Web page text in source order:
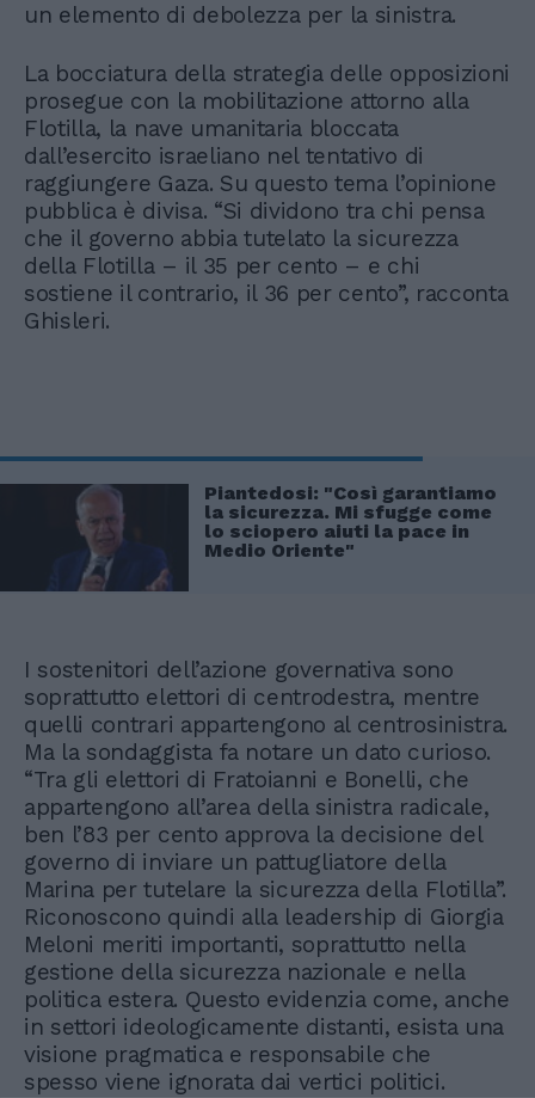
un elemento di debolezza per la sinistra.
La bocciatura della strategia delle opposizioni
prosegue con la mobilitazione attorno alla
Flotilla, la nave umanitaria bloccata
dall’esercito israeliano nel tentativo di
raggiungere Gaza. Su questo tema l’opinione
pubblica è divisa. “Si dividono tra chi pensa
che il governo abbia tutelato la sicurezza
della Flotilla – il 35 per cento – e chi
sostiene il contrario, il 36 per cento”, racconta
Ghisleri.
Piantedosi: "Così garantiamo
la sicurezza. Mi sfugge come
lo sciopero aiuti la pace in
Medio Oriente"
I sostenitori dell’azione governativa sono
soprattutto elettori di centrodestra, mentre
quelli contrari appartengono al centrosinistra.
Ma la sondaggista fa notare un dato curioso.
“Tra gli elettori di Fratoianni e Bonelli, che
appartengono all’area della sinistra radicale,
ben l’83 per cento approva la decisione del
governo di inviare un pattugliatore della
Marina per tutelare la sicurezza della Flotilla”.
Riconoscono quindi alla leadership di Giorgia
Meloni meriti importanti, soprattutto nella
gestione della sicurezza nazionale e nella
politica estera. Questo evidenzia come, anche
in settori ideologicamente distanti, esista una
visione pragmatica e responsabile che
spesso viene ignorata dai vertici politici.